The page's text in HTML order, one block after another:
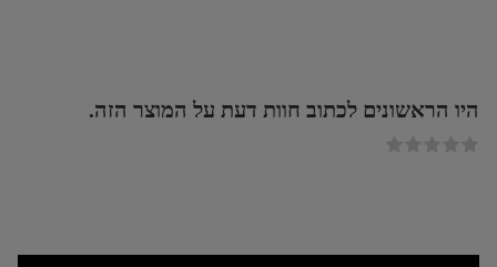
היו הראשונים לכתוב חוות דעת על המוצר הזה.